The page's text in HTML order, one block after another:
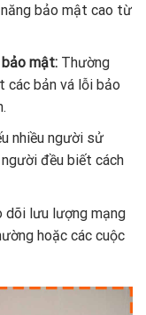
bảo mật cao từ
mật:Thường
các bản vá lỗi bảo
nhiều người sử
đều biết cách
lưu lượng mạng
hoặc các cuộc